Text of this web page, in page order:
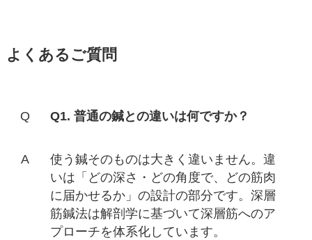
よくあるご質問
Q1. 普通の鍼との違いは何ですか？
使う鍼そのものは大きく違いません。違
いは「どの深さ・どの角度で、どの筋肉
に届かせるか」の設計の部分です。深層
筋鍼法は解剖学に基づいて深層筋へのア
プローチを体系化しています。